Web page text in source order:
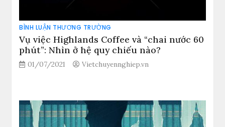
BÌNH LUẬN THƯƠNG TRƯỜNG
Vụ việc Highlands Coffee và “chai nước 60
phút”: Nhìn ở hệ quy chiếu nào?
01/07/2021 Vietchuyennghiep.vn